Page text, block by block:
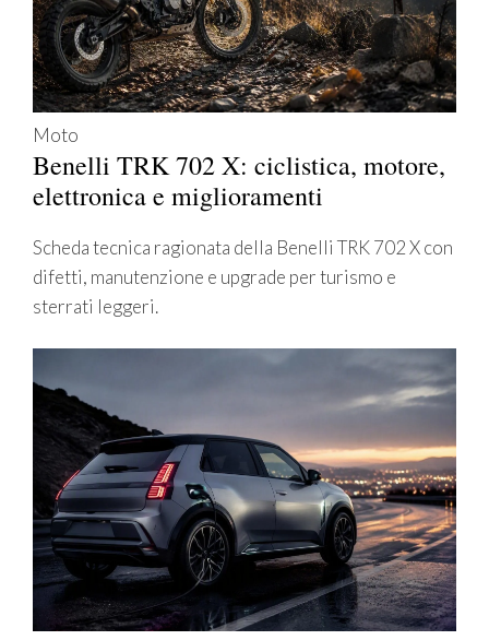
Moto
Benelli TRK 702 X: ciclistica, motore,
elettronica e miglioramenti
Scheda tecnica ragionata della Benelli TRK 702 X con
difetti, manutenzione e upgrade per turismo e
sterrati leggeri.